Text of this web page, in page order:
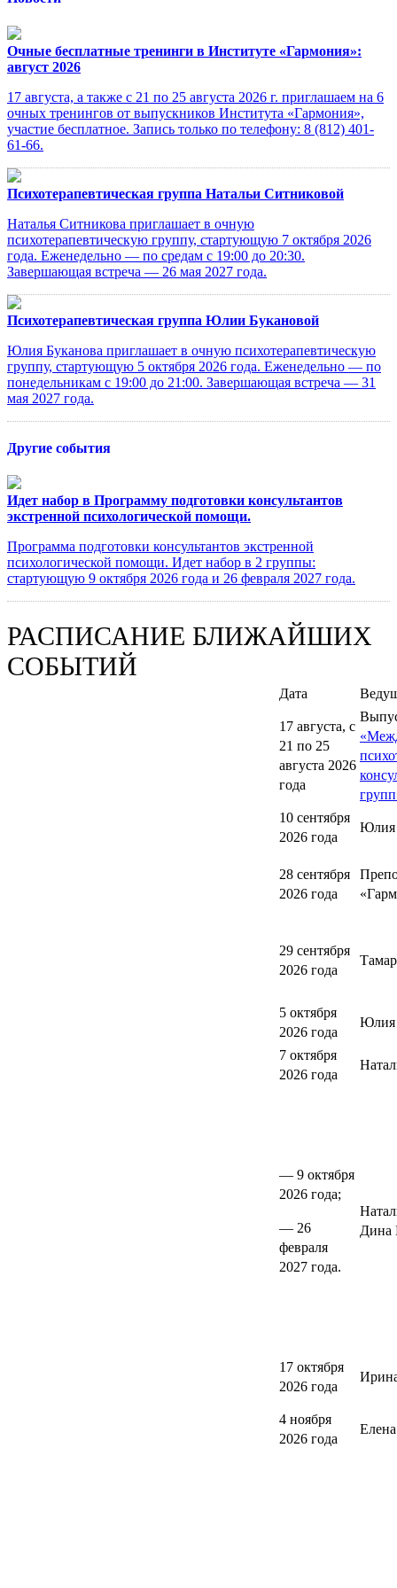
Очные бесплатные тренинги в Институте «Гармония»:
август 2026
17 августа, а также с 21 по 25 августа 2026 г. приглашаем на 6
очных тренингов от выпускников Института «Гармония»,
участие бесплатное. Запись только по телефону: 8 (812) 401-
61-66.
Психотерапевтическая группа Натальи Ситниковой
Наталья Ситникова приглашает в очную
психотерапевтическую группу, стартующую 7 октября 2026
года. Еженедельно — по средам с 19:00 до 20:30.
Завершающая встреча — 26 мая 2027 года.
Психотерапевтическая группа Юлии Букановой
Юлия Буканова приглашает в очную психотерапевтическую
группу, стартующую 5 октября 2026 года. Еженедельно — по
понедельникам с 19:00 до 21:00. Завершающая встреча — 31
мая 2027 года.
Другие события
Идет набор в Программу подготовки консультантов
экстренной психологической помощи.
Программа подготовки консультантов экстренной
психологической помощи. Идет набор в 2 группы:
стартующую 9 октября 2026 года и 26 февраля 2027 года.
РАСПИСАНИЕ БЛИЖАЙШИХ
СОБЫТИЙ
Дата
17 августа, с
21 по 25
августа 2026
года
10 сентября
2026 года
Юлия
28 сентября
2026 года
29 сентября
2026 года
5 октября
2026 года
Юлия
7 октября
2026 года
— 9 октября
2026 года;
— 26
февраля
2027 года.
Дина
17 октября
2026 года
4 ноября
2026 года